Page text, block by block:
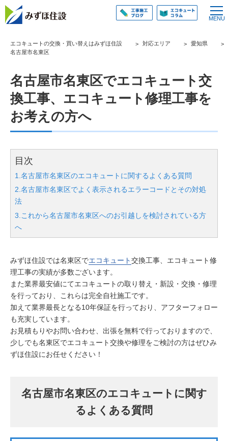
エコキュートの交換・買い替えはみずほ住設 対応エリア
愛知県
名古屋市名東区
名古屋市名東区でエコキュート交
換工事、エコキュート修理工事を
お考えの方へ
目次
1.名古屋市名東区のエコキュートに関するよくある質問
2.名古屋市名東区でよく表示されるエラーコードとその対処
法
3.これから名古屋市名東区へのお引越しを検討されている方
へ
みずほ住設では名東区でエコキュート交換工事、エコキュート修
理工事の実績が多数ございます。
また業界最安値にてエコキュートの取り替え・新設・交換・修理
を行っており、これらは完全自社施工です。
加えて業界最長となる10年保証を行っており、アフターフォロー
も充実しています。
お見積もりやお問い合わせ、出張を無料で行っておりますので、
少しでも名東区でエコキュート交換や修理をご検討の方はぜひみ
ずほ住設にお任せください！
名古屋市名東区のエコキュートに関す
るよくある質問